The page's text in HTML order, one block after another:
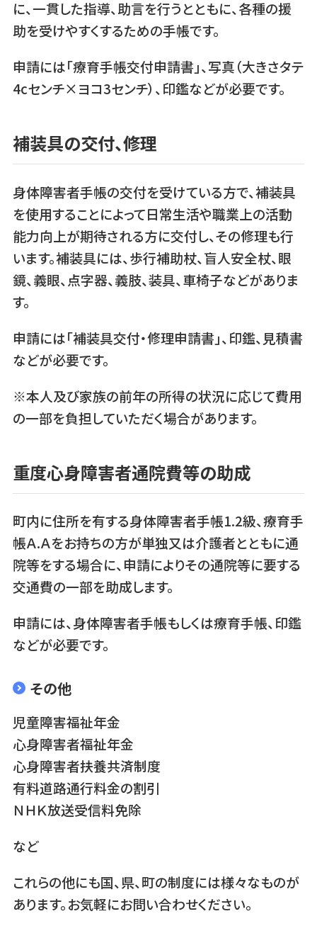
に、一貫した指導、助言を行うとともに、各種の援
助を受けやすくするための手帳です。
申請には「療育手帳交付申請書」、写真（大きさタテ
4cセンチ×ヨコ3センチ）、印鑑などが必要です。
補装具の交付、修理
身体障害者手帳の交付を受けている方で、補装具
を使用することによって日常生活や職業上の活動
能力向上が期待される方に交付し、その修理も行
います。補装具には、歩行補助杖、盲人安全杖、眼
鏡、義眼、点字器、義肢、装具、車椅子などがありま
す。
申請には「補装具交付・修理申請書」、印鑑、見積書
などが必要です。
※本人及び家族の前年の所得の状況に応じて費用
の一部を負担していただく場合があります。
重度心身障害者通院費等の助成
町内に住所を有する身体障害者手帳1.2級、療育手
帳Ａ.Ａをお持ちの方が単独又は介護者とともに通
院等をする場合に、申請によりその通院等に要する
交通費の一部を助成します。
申請には、身体障害者手帳もしくは療育手帳、印鑑
などが必要です。
その他
児童障害福祉年金
心身障害者福祉年金
心身障害者扶養共済制度
有料道路通行料金の割引
ＮＨＫ放送受信料免除
など
これらの他にも国、県、町の制度には様々なものが
あります。お気軽にお問い合わせください。